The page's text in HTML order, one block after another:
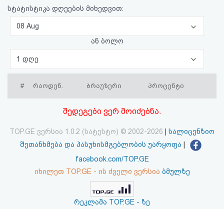
ავტორიზაცია
რეგისტრაცია
აღდგენა
კოდი
სალიცენზიო
სტატისტიკა დღეების მიხედვით:
08 Aug
ან ბოლო
1 დღე
# რაოდენ. ბრაუზერი პროცენტი
შედეგები ვერ მოიძებნა.
TOP.GE ვერსია 1.0.2 (სატესტო) © 2002-2026
სალიცენზიო
შეთანხმება და პასუხისმგებლობის უარყოფა
facebook.com/TOP.GE
იხილეთ TOP.GE - ის ძველი ვერსია ბმულზე
რეკლამა TOP.GE - ზე